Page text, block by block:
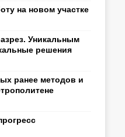
на новом участке
Уникальным
решения
ранее методов и